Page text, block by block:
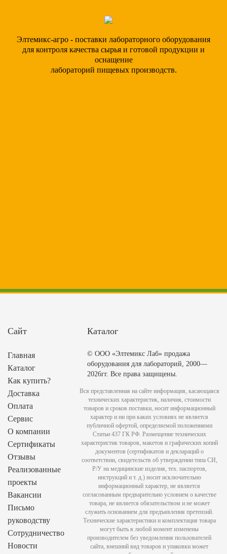
Элтемикс-агро - поставки лабораторного оборудования
для контроля качества сырья и готовой продукции и
оснащение
лабораторий пищевых производств.
Сайт
Главная
Каталог
Как купить?
Доставка
Оплата
Сервис
О компании
Сертификаты
Отзывы
Реализованные
проекты
Вакансии
Письмо
руководству
Сотрудничество
Новости
Каталог
© ООО «Элтемикс Лаб» продажа
оборудования для лабораторий, 2000—
2026гг. Все права защищены.
Вся представленная на сайте информация, касающаяся
технических характеристик, наличия, стоимости
товаров и сроков поставки, носит информационный
характер и ни при каких условиях не является
публичной офертой, определяемой положениями
Статьи 437 ГК РФ. Размещение технических
характеристик товаров, макетов и графических копий
документов (сертификатов и деклараций о
соответствии, свидетельств об утверждении типа СИ,
Р/У на медицинские изделия, тех. паспортов,
инструкций и т. д.) носит исключительно
информационный характер, не является
согласованным предварительно условием о качестве
товара, не является обязательством и не может
служить основанием для предъявления претензий.
Технические характеристики и комплектация товара
могут быть в любой момент изменены
производителем без уведомления пользователей
сайта, внешний вид товаров и упаковки может